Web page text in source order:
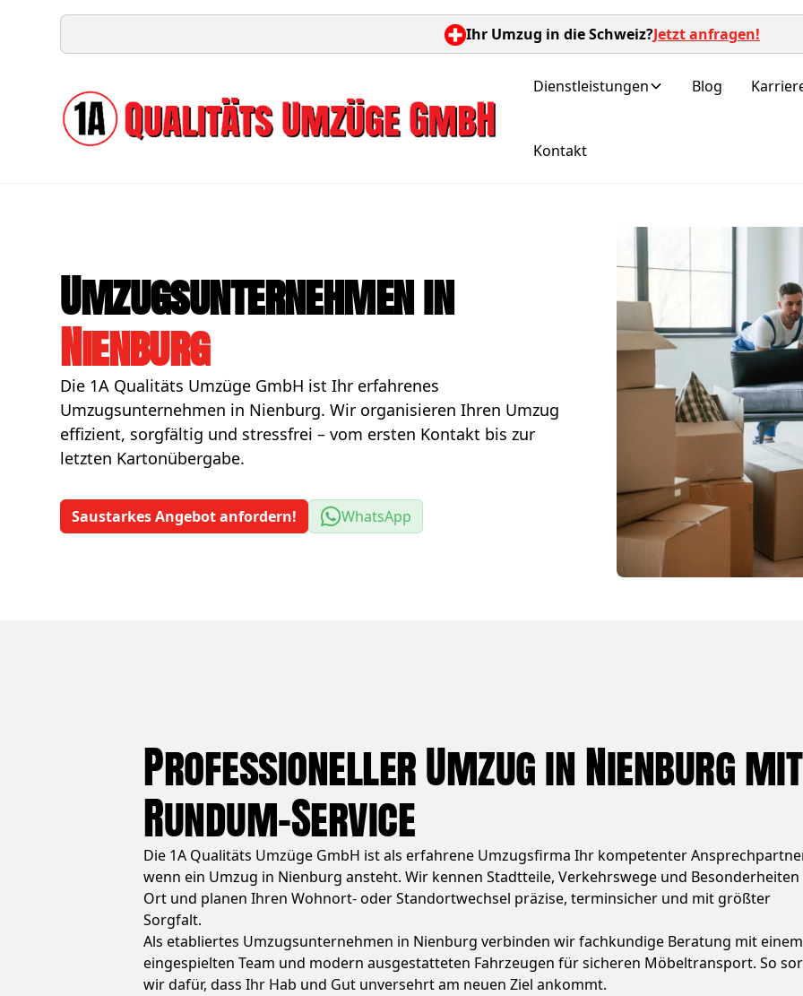
Ihr Umzug in die Schweiz?Jetzt anfragen!
Dienstleistungen Blog
Kontakt
Umzugsunternehmen in
Nienburg
Die 1A Qualitäts Umzüge GmbH ist Ihr erfahrenes
Umzugsunternehmen in Nienburg. Wir organisieren Ihren Umzug
effizient, sorgfältig und stressfrei – vom ersten Kontakt bis zur
letzten Kartonübergabe.
Saustarkes Angebot anfordern! WhatsApp
Professioneller Umzug in Nienburg mit
Rundum-Service
Die 1A Qualitäts Umzüge GmbH ist als erfahrene Umzugsfirma Ihr kompetenter
wenn ein Umzug in Nienburg ansteht. Wir kennen Stadtteile, Verkehrswege und
Ort und planen Ihren Wohnort- oder Standortwechsel präzise, terminsicher und mit größter
Sorgfalt.
Als etabliertes Umzugsunternehmen in Nienburg verbinden wir fachkundige Beratung mit einem
eingespielten Team und modern ausgestatteten Fahrzeugen für sicheren Möbeltransport. So
wir dafür, dass Ihr Hab und Gut unversehrt am neuen Ziel ankommt.